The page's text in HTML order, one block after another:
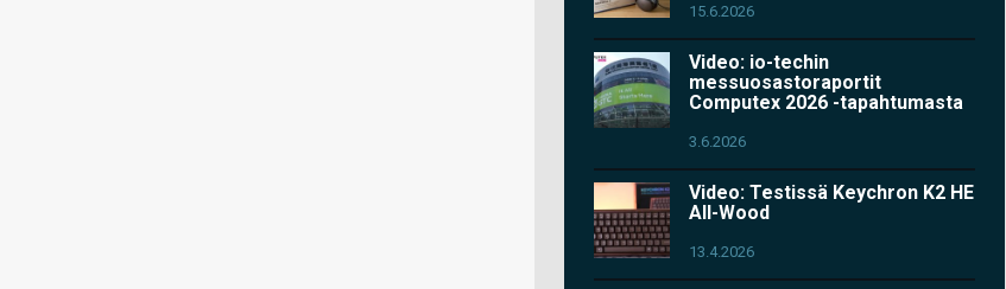
15.6.2026
Video: io-techin
messuosastoraportit
Computex 2026 -tapahtumasta
3.6.2026
Video: Testissä Keychron K2 HE
All-Wood
13.4.2026